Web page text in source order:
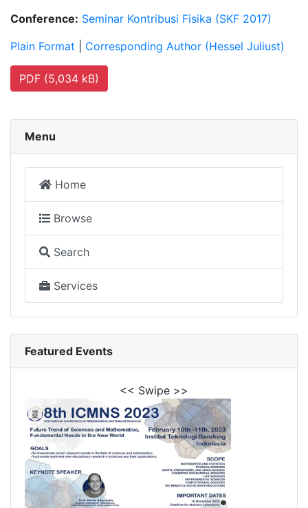
Conference: Seminar Kontribusi Fisika (SKF 2017)
Plain Format
Corresponding Author (Hessel Juliust)
PDF (5,034 kB)
Menu
Home
Browse
Search
Services
Featured Events
<< Swipe >>